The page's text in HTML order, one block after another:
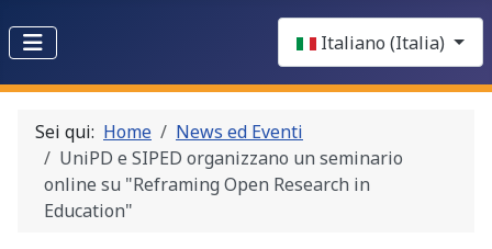
Italiano (Italia)
Sei qui: Home
News ed Eventi
UniPD e SIPED organizzano un seminario
online su "Reframing Open Research in
Education"